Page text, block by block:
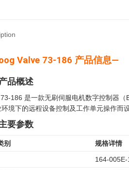
Valve 73-186 产品信息—
品概述
186 是一款无刷伺服电机数字控制器
环境下的远程设备控制及工作单元操作而
要参数
别 规格详情
164-005E-